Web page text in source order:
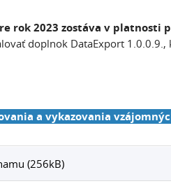
rok 2023 zostáva v platnosti
doplnok DataExport
a vykazovania
(256kB)